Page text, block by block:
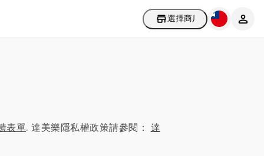
選擇商店
表單. 達美樂隱私權政策請參閱： 達